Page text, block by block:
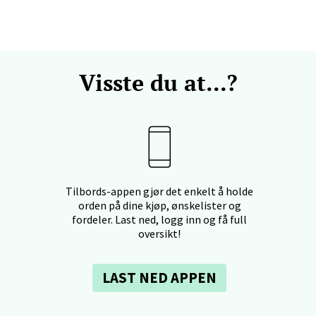
Visste du at...?
Tilbords-appen gjør det enkelt å holde
orden på dine kjøp, ønskelister og
fordeler. Last ned, logg inn og få full
oversikt!
LAST NED APPEN
2, 5130 Nyborg
3210 Sandefjord
10-20
- Jekta Storsenter